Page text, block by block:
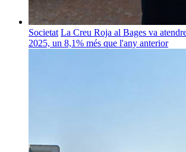
Societat La Creu Roja al Bages va
2025, un 8,1% més que l'any anterior